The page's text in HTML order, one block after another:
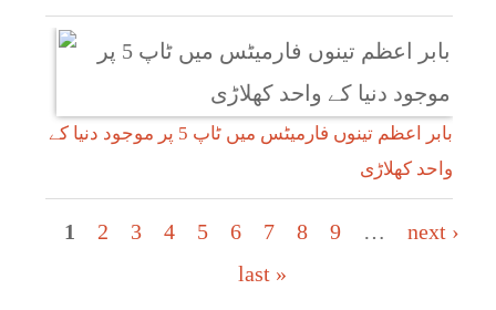
بابر اعظم تینوں فارمیٹس میں ٹاپ 5 پر موجود دنیا کے
واحد کھلاڑی
Pages
1 2 3 4 5 6 7 8 9 …
next ›
last »